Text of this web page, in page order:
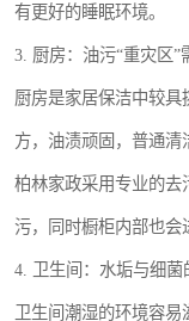
有更好的睡眠环境。
3. 厨房：油污“重灾区”
厨房是家居保洁中较
方，油渍顽固，普通清
柏林家政采用专业的去
污，同时橱柜内部也会
4. 卫生间：水垢与细菌
卫生间潮湿的环境容